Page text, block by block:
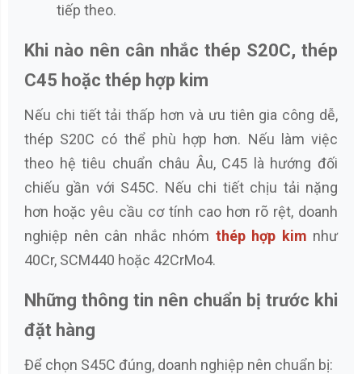
tiếp theo.
Khi nào nên cân nhắc thép S20C, thép
C45 hoặc thép hợp kim
Nếu chi tiết tải thấp hơn và ưu tiên gia công dễ,
thép S20C có thể phù hợp hơn. Nếu làm việc
theo hệ tiêu chuẩn châu Âu, C45 là hướng đối
chiếu gần với S45C. Nếu chi tiết chịu tải nặng
hơn hoặc yêu cầu cơ tính cao hơn rõ rệt, doanh
nghiệp nên cân nhắc nhóm thép hợp kim như
40Cr, SCM440 hoặc 42CrMo4.
Những thông tin nên chuẩn bị trước khi
đặt hàng
Để chọn S45C đúng, doanh nghiệp nên chuẩn bị: